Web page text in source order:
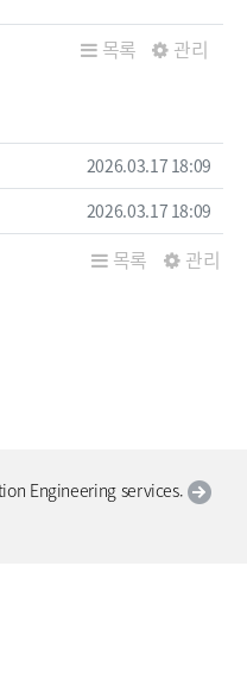
목록 관리
작성일
2026.03.17 18:09
작성일
2026.03.17 18:09
목록 관리
Engineering services.